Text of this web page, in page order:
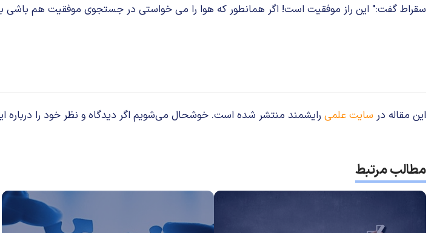
سقراط گفت:" این راز موفقیت است! اگر همانطور که هوا را می خواستی در جستجوی موفقیت هم باشی
این مقاله در سایت علمی رایشمند منتشر شده است. خوشحال می‌شویم اگر دیدگاه و نظر خود را درباره
مطالب مرتبط